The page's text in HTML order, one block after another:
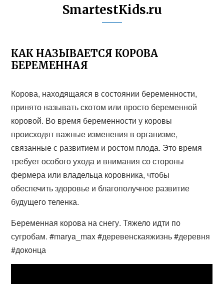
SmartestKids.ru
КАК НАЗЫВАЕТСЯ КОРОВА
БЕРЕМЕННАЯ
Корова, находящаяся в состоянии беременности,
принято называть скотом или просто беременной
коровой. Во время беременности у коровы
происходят важные изменения в организме,
связанные с развитием и ростом плода. Это время
требует особого ухода и внимания со стороны
фермера или владельца коровника, чтобы
обеспечить здоровье и благополучное развитие
будущего теленка.
Беременная корова на снегу. Тяжело идти по
сугробам. #marya_max #деревенскаяжизнь #деревня
#доконца